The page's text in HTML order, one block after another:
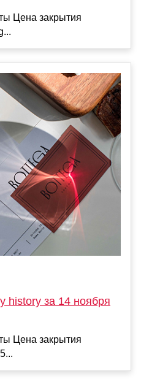
Цена закрытия
history за 14 ноября
Цена закрытия